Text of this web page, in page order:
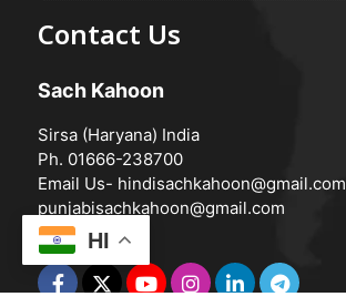
Contact Us
Sach Kahoon
Sirsa (Haryana) India
Ph. 01666-238700
Email Us- hindisachkahoon@gmail.com
punjabisachkahoon@gmail.com
HI